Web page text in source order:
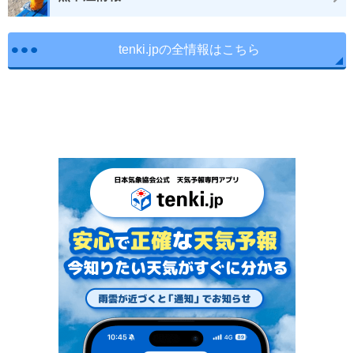
tenki.jpの全情報はこちら